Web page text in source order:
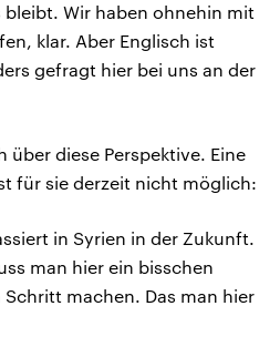
Wir haben ohnehin mit
klar. Aber Englisch ist
gefragt hier bei uns an der
über diese Perspektive. Eine
für sie derzeit nicht möglich:
in Syrien in der Zukunft.
man hier ein bisschen
machen. Das man hier